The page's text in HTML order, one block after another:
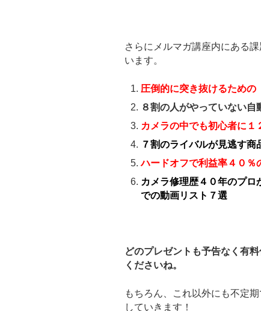
さらにメルマガ講座内にある
います。
圧倒的に突き抜けるための
８割の人がやっていない
カメラの中でも初心者に
７割のライバルが見逃す
ハードオフで利益率４０％
カメラ修理歴４０年のプロ
での動画リスト７選
どのプレゼントも予告なく有
くださいね。
もちろん、これ以外にも不定
していきます！